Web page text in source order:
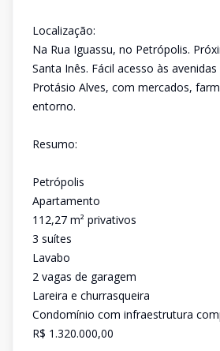
Localização:
Na Rua Iguassu, no Petrópolis.
Santa Inês. Fácil acesso às
Protásio Alves, com mercados,
entorno.
Resumo:
Petrópolis
Apartamento
112,27 m² privativos
3 suítes
Lavabo
2 vagas de garagem
Lareira e churrasqueira
Condomínio com infraestrutura
R$ 1.320.000,00